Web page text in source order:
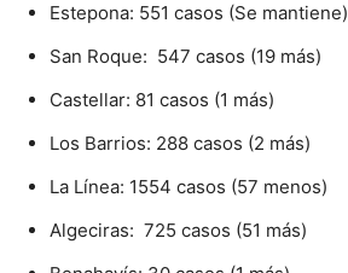
Estepona: 551 casos (Se mantiene)
San Roque: 547 casos (19 más)
Castellar: 81 casos (1 más)
Los Barrios: 288 casos (2 más)
La Línea: 1554 casos (57 menos)
Algeciras: 725 casos (51 más)